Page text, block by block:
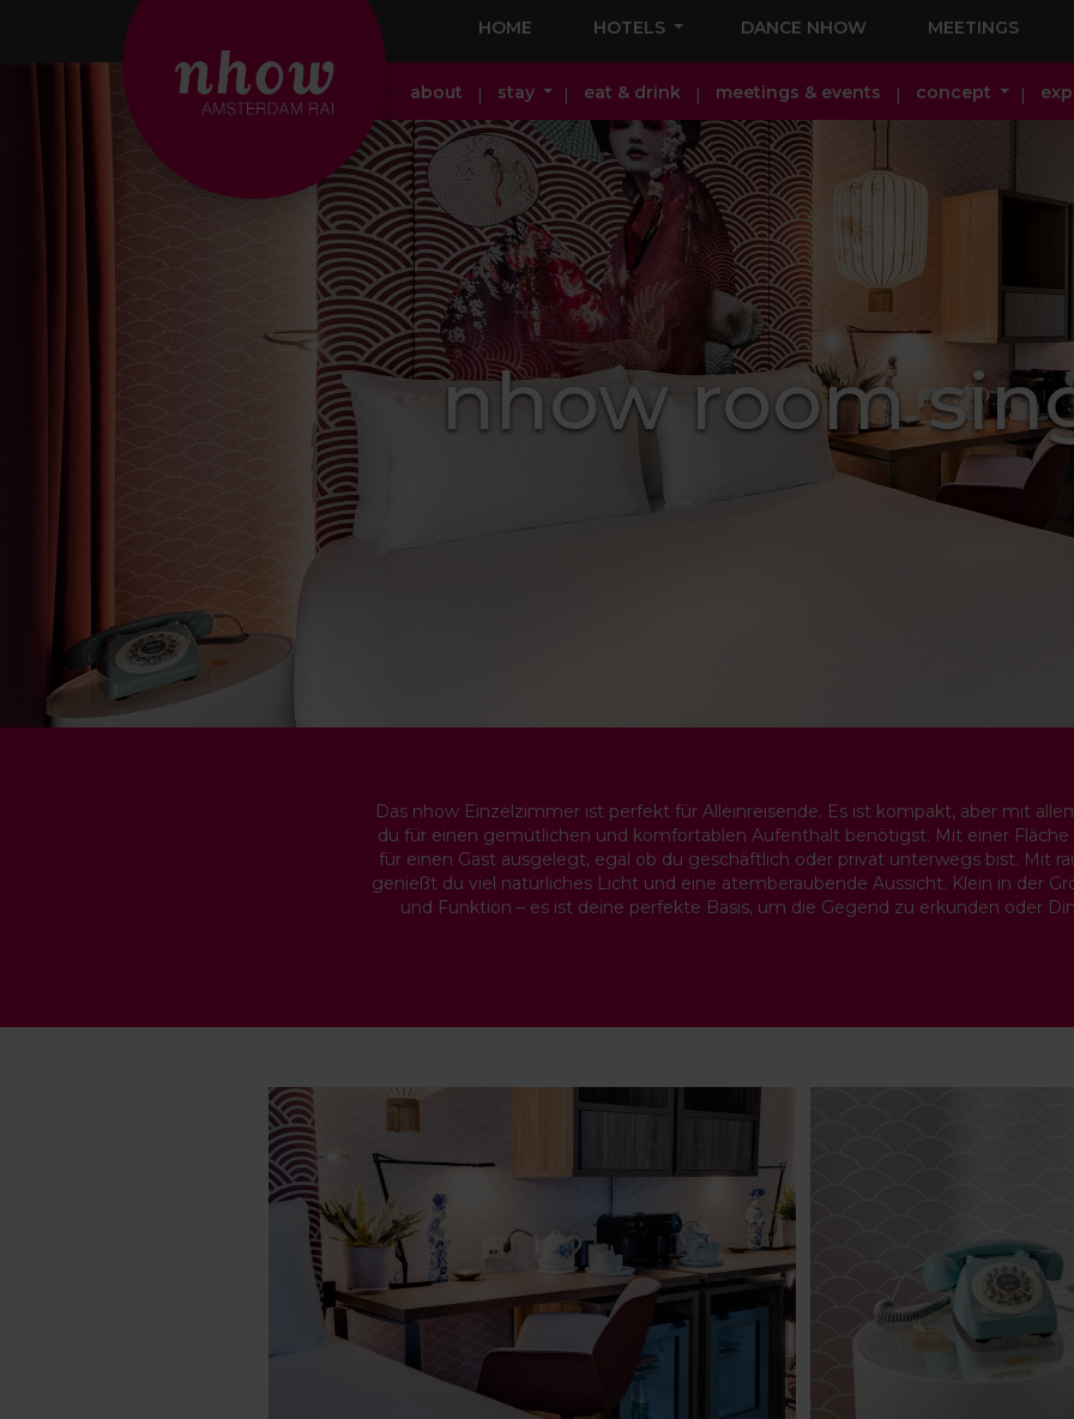
HOME HOTELS DANCE NHOW MEETINGS
about stay eat & drink meetings & events concept
nhow room
Das nhow Einzelzimmer ist perfekt für Alleinreisende. Es ist kompakt, aber mit
du für einen gemütlichen und komfortablen Aufenthalt benötigst. Mit einer Fläche
für einen Gast ausgelegt, egal ob du geschäftlich oder privat unterwegs bist. Mit
genießt du viel natürliches Licht und eine atemberaubende Aussicht. Klein in der
und Funktion – es ist deine perfekte Basis, um die Gegend zu erkunden oder